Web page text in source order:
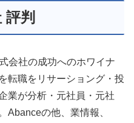
判
会社の成功へのホワイナ
転職をリサーショング・投
業が分析・元社員・元社
Abanceの他、業情報、